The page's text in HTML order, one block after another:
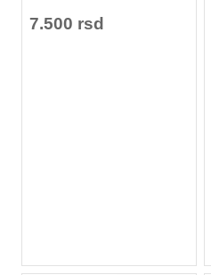
7.500 rsd